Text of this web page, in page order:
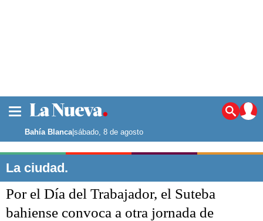
Noticias
La ciudad
Punta Alta
El mundo
Seguridad
Bahía Blanca|sábado, 8 de agosto
La ciudad.
Por el Día del Trabajador, el Suteba
bahiense convoca a otra jornada de